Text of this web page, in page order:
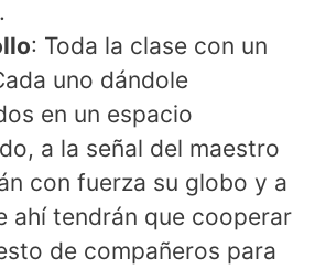
: Toda la clase con un
uno dándole
en un espacio
a la señal del maestro
con fuerza su globo y a
ahí tendrán que cooperar
de compañeros para